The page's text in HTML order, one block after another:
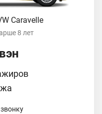
Caravelle
8 лет